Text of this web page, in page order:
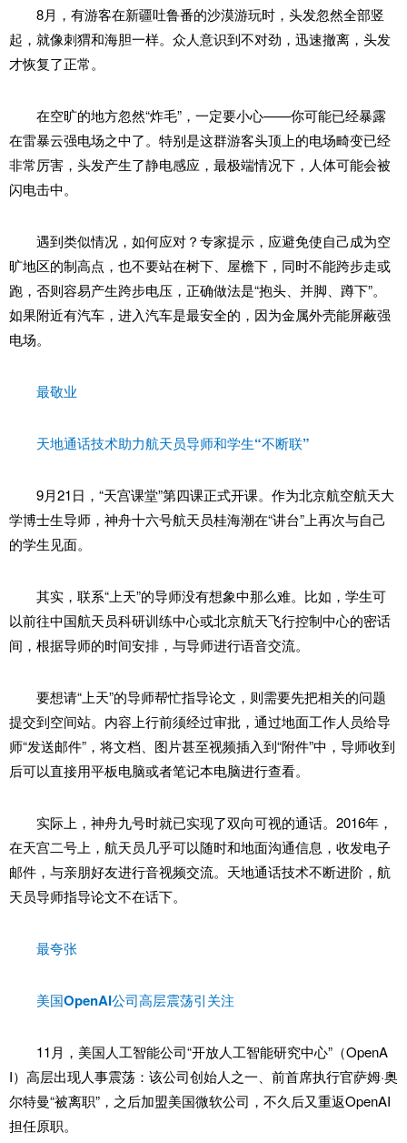
8月，有游客在新疆吐鲁番的沙漠游玩时，头发忽然全部竖
起，就像刺猬和海胆一样。众人意识到不对劲，迅速撤离，头发
才恢复了正常。
在空旷的地方忽然“炸毛”，一定要小心——你可能已经暴露
在雷暴云强电场之中了。特别是这群游客头顶上的电场畸变已经
非常厉害，头发产生了静电感应，最极端情况下，人体可能会被
闪电击中。
遇到类似情况，如何应对？专家提示，应避免使自己成为空
旷地区的制高点，也不要站在树下、屋檐下，同时不能跨步走或
跑，否则容易产生跨步电压，正确做法是“抱头、并脚、蹲下”。
如果附近有汽车，进入汽车是最安全的，因为金属外壳能屏蔽强
电场。
最敬业
天地通话技术助力航天员导师和学生“不断联”
9月21日，“天宫课堂”第四课正式开课。作为北京航空航天大
学博士生导师，神舟十六号航天员桂海潮在“讲台”上再次与自己
的学生见面。
其实，联系“上天”的导师没有想象中那么难。比如，学生可
以前往中国航天员科研训练中心或北京航天飞行控制中心的密话
间，根据导师的时间安排，与导师进行语音交流。
要想请“上天”的导师帮忙指导论文，则需要先把相关的问题
提交到空间站。内容上行前须经过审批，通过地面工作人员给导
师“发送邮件”，将文档、图片甚至视频插入到“附件”中，导师收到
后可以直接用平板电脑或者笔记本电脑进行查看。
实际上，神舟九号时就已实现了双向可视的通话。2016年，
在天宫二号上，航天员几乎可以随时和地面沟通信息，收发电子
邮件，与亲朋好友进行音视频交流。天地通话技术不断进阶，航
天员导师指导论文不在话下。
最夸张
美国OpenAI公司高层震荡引关注
11月，美国人工智能公司“开放人工智能研究中心”（OpenA
I）高层出现人事震荡：该公司创始人之一、前首席执行官萨姆·奥
尔特曼“被离职”，之后加盟美国微软公司，不久后又重返OpenAI
担任原职。